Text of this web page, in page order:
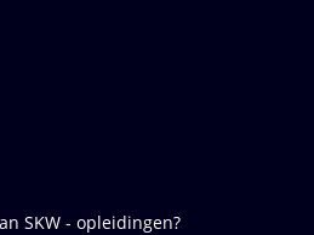
SKW - opleidingen?